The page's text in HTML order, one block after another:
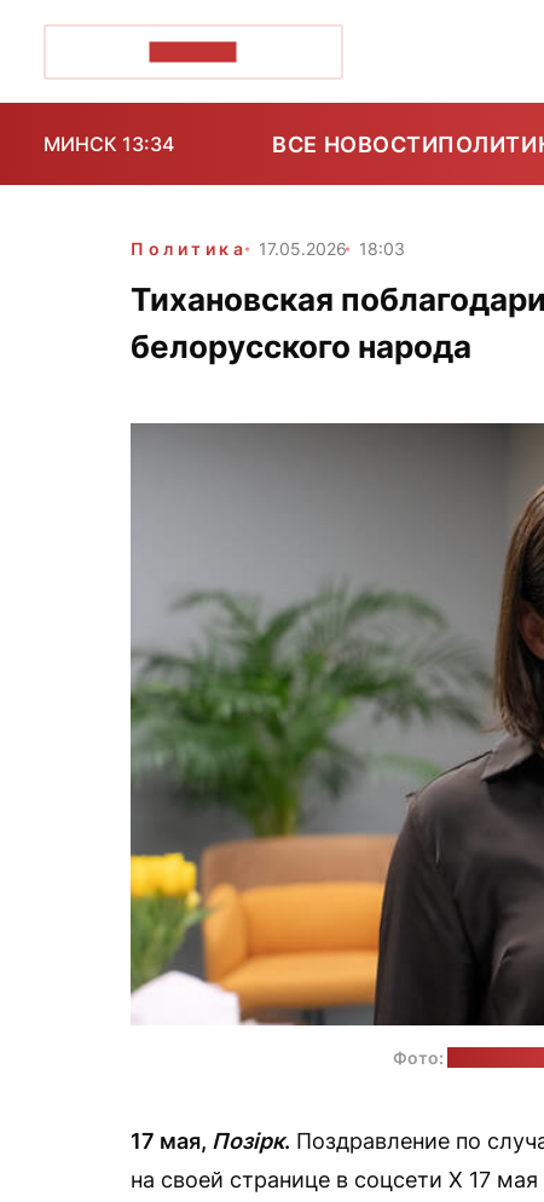
МИНСК 13:34 ВСЕ НОВОСТИ
Политика 17.05.2026 18:03
Тихановская
белорусского народа
Фото:
17 мая, Позірк. Поздравление по
на своей странице в соцсети Х 17